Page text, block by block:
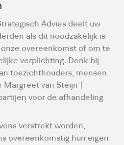
Advies deelt uw
als dit noodzakelijk is
overeenkomst of om te
verplichting. Denk bij
toezichthouders, mensen
van Steijn |
voor de afhandeling
verstrekt worden,
overeenkomstig hun eigen